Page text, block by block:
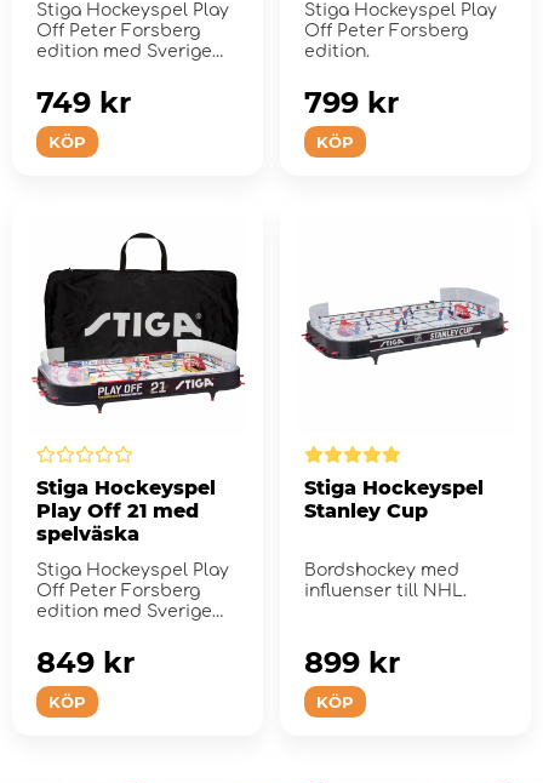
Stiga Hockeyspel Play
Off Peter Forsberg
edition med Sverige
KÖP
749 kr
Stiga Hockeyspel Play
Off Peter Forsberg
edition.
KÖP
799 kr
Stiga Hockeyspel
Play Off 21 med
spelväska
Stiga Hockeyspel Play
Off Peter Forsberg
edition med Sverige
spelvä...
KÖP
849 kr
Stiga Hockeyspel
Stanley Cup
Bordshockey med
influenser till NHL.
KÖP
899 kr